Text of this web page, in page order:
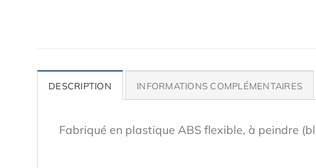
DESCRIPTION INFORMATIONS COMPLÉMENTAIRES
Fabriqué en plastique ABS flexible, à peindre